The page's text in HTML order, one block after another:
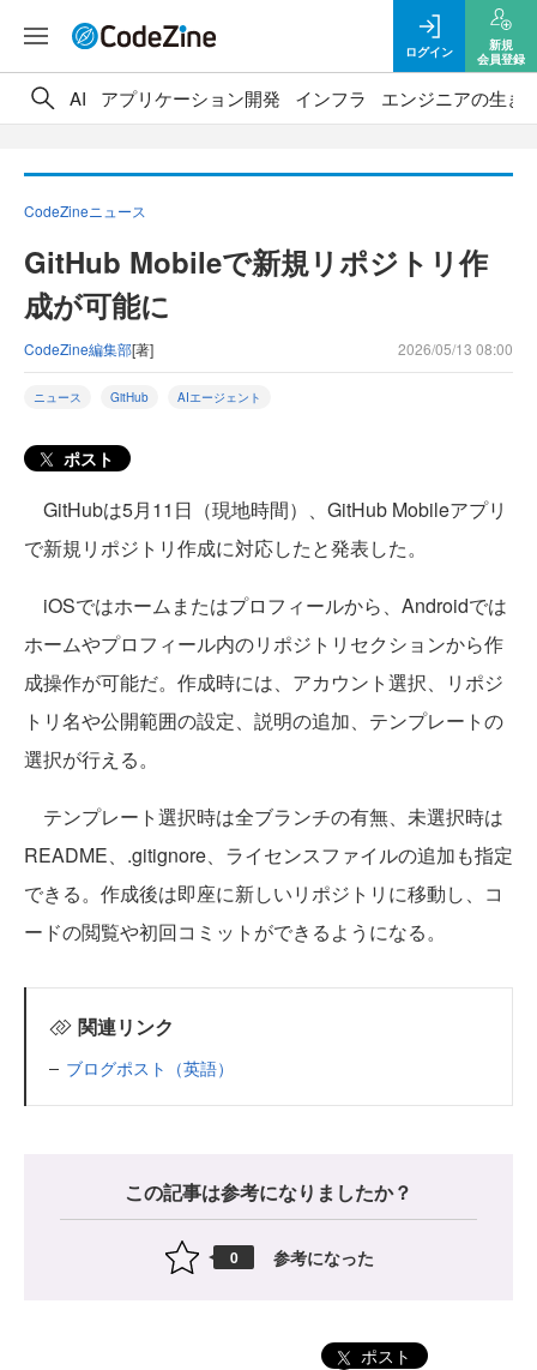
ログイン
新規
会員登録
AI アプリケーション開発 インフラ エンジニアの生き
CodeZineニュース
GitHub Mobileで新規リポジトリ作
成が可能に
CodeZine編集部[著] 2026/05/13 08:00
ニュース GitHub AIエージェント
ポスト
GitHubは5月11日（現地時間）、GitHub Mobileアプリ
で新規リポジトリ作成に対応したと発表した。
iOSではホームまたはプロフィールから、Androidでは
ホームやプロフィール内のリポジトリセクションから作
成操作が可能だ。作成時には、アカウント選択、リポジ
トリ名や公開範囲の設定、説明の追加、テンプレートの
選択が行える。
テンプレート選択時は全ブランチの有無、未選択時は
README、.gitignore、ライセンスファイルの追加も指定
できる。作成後は即座に新しいリポジトリに移動し、コ
ードの閲覧や初回コミットができるようになる。
関連リンク
ブログポスト（英語）
この記事は参考になりましたか？
0 参考になった
ポスト